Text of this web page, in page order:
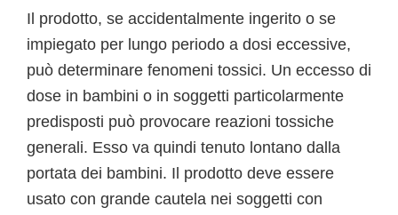
Il prodotto, se accidentalmente ingerito o se
impiegato per lungo periodo a dosi eccessive,
può determinare fenomeni tossici. Un eccesso di
dose in bambini o in soggetti particolarmente
predisposti può provocare reazioni tossiche
generali. Esso va quindi tenuto lontano dalla
portata dei bambini. Il prodotto deve essere
usato con grande cautela nei soggetti con